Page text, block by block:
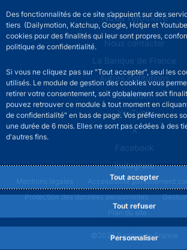
Des fonctionnalités de ce site s’appuient sur des
tiers (Dailymotion, Katchup, Google, Hotjar et
cookies pour des finalités qui leur sont propres,
politique de confidentialité.
Si vous ne cliquez pas sur "Tout accepter", seul les
utilisés. Le module de gestion des cookies vous
retirer votre consentement, soit globalement soit
pouvez retrouver ce module à tout moment en
de confidentialité" en bas de page. Vos préférences
une durée de 6 mois. Elles ne sont pas cédées à des
d'autres fins.
Tout accepter
Tout refuser
Personnaliser
Nous rejoindre
ACPR footer secondary menu (French)
Nous contacter
La Banque de France
Autres institutions
LinkedIn
YouTube
X
Facebook
Instagram
©2026 Banque de France
ACPR footer legal notice menu
Mentions légales Accessibilité partiellement
Protection des données personnelles
Plan du site